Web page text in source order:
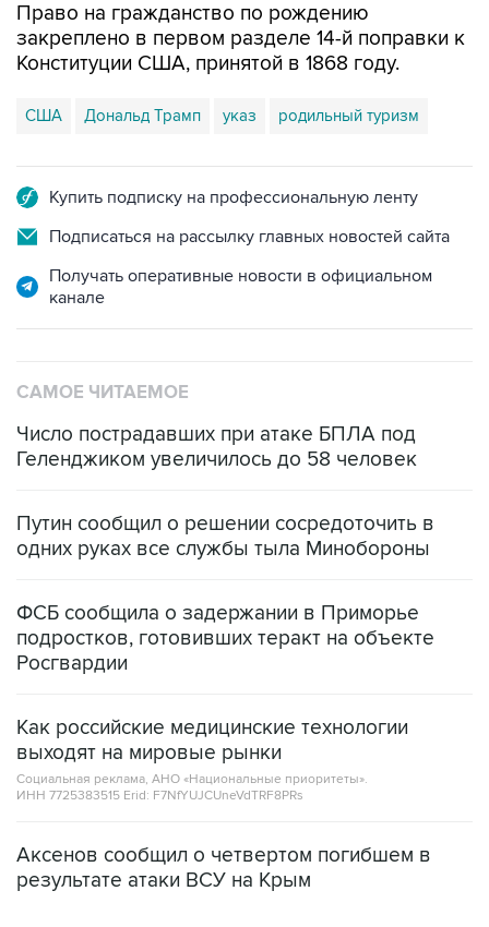
Право на гражданство по рождению
закреплено в первом разделе 14-й поправки к
Конституции США, принятой в 1868 году.
США Дональд Трамп указ родильный туризм
Купить подписку на профессиональную ленту
Подписаться на рассылку главных новостей сайта
Получать оперативные новости в официальном
канале
САМОЕ ЧИТАЕМОЕ
Число пострадавших при атаке БПЛА под
Геленджиком увеличилось до 58 человек
Путин сообщил о решении сосредоточить в
одних руках все службы тыла Минобороны
ФСБ сообщила о задержании в Приморье
подростков, готовивших теракт на объекте
Росгвардии
Как российские медицинские технологии
выходят на мировые рынки
Социальная реклама, АНО «Национальные приоритеты».
ИНН 7725383515 Erid: F7NfYUJCUneVdTRF8PRs
Аксенов сообщил о четвертом погибшем в
результате атаки ВСУ на Крым